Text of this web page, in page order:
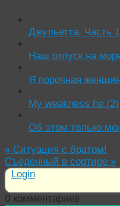
Джульетта. Часть
Наш отпуск на
Я порочная
My weakness he (2)
Об этом только
« Ситуация с братом!
Съеденный в сортире »
Login
0 комментариев